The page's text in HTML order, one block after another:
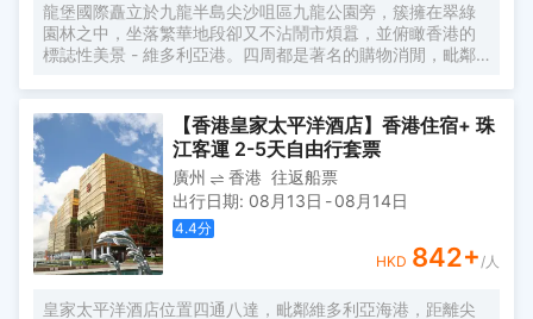
龍堡國際矗立於九龍半島尖沙咀區九龍公園旁，簇擁在翠綠
園林之中，坐落繁華地段卻又不沾鬧市煩囂，並俯瞰香港的
標誌性美景 - 維多利亞港。四周都是著名的購物消閒，毗鄰
和廟街夜市亦近在咫尺；而且交通網絡四通八達，不論是休
閒觀光或洽談商務，都盡享地利。最鄰近的機場快線九龍站
只距離龍堡國際五分鐘車程，前往香港國際機場需時大約三
十五分鐘車程。
【香港皇家太平洋酒店】香港住宿+ 珠
江客運 2-5天自由行套票
廣州 香港 往返船票
出行日期: 08月13日 -08月14日
4.4分
HKD 842+/人
皇家太平洋酒店位置四通八達，毗鄰維多利亞海港，距離尖